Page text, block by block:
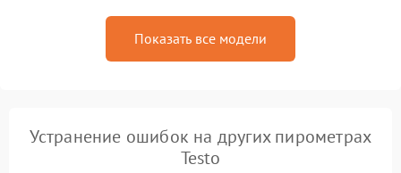
Показать все модели
Устранение ошибок на других пирометрах
Testo